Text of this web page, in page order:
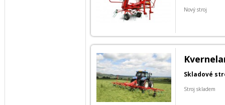
Nový stroj
Skladové
Stroj skladem